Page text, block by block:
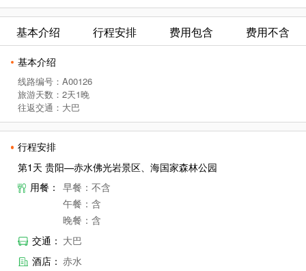
基本介绍 行程安排 费用包含 费用不含
基本介绍
线路编号：A00126
旅游天数：2天1晚
往返交通：大巴
行程安排
第1天 贵阳—赤水佛光岩景区、海国家森林公园
用餐： 早餐：不含
午餐：含
晚餐：含
交通： 大巴
酒店： 赤水